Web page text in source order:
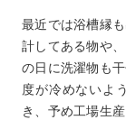
最近では浴槽縁
計してある物や
の日に洗濯物も
度が冷めないよ
き、予め工場生